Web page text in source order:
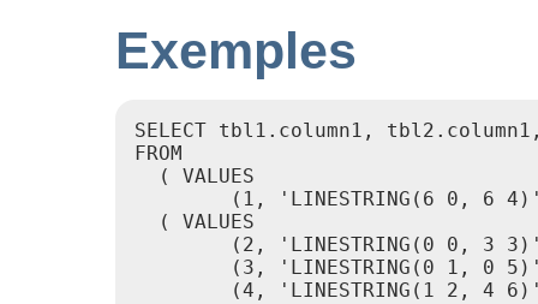
Exemples
SELECT tbl1.column1,
FROM
  ( VALUES
(1, 'LINESTRING(6 0, 6
  ( VALUES
(2, 'LINESTRING(0 0, 3
(3, 'LINESTRING(0 1, 0
(4, 'LINESTRING(1 2, 4